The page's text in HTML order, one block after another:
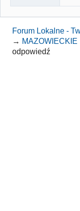
Forum Lokalne -
→ MAZOWIECKIE
odpowiedź